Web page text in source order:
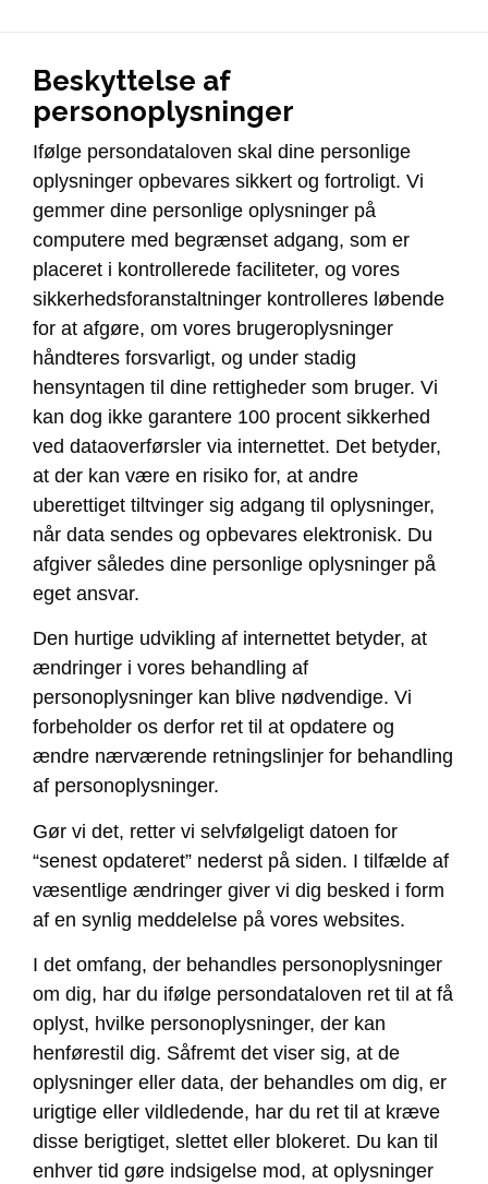
Beskyttelse af
personoplysninger
Ifølge persondataloven skal dine personlige
oplysninger opbevares sikkert og fortroligt. Vi
gemmer dine personlige oplysninger på
computere med begrænset adgang, som er
placeret i kontrollerede faciliteter, og vores
sikkerhedsforanstaltninger kontrolleres løbende
for at afgøre, om vores brugeroplysninger
håndteres forsvarligt, og under stadig
hensyntagen til dine rettigheder som bruger. Vi
kan dog ikke garantere 100 procent sikkerhed
ved dataoverførsler via internettet. Det betyder,
at der kan være en risiko for, at andre
uberettiget tiltvinger sig adgang til oplysninger,
når data sendes og opbevares elektronisk. Du
afgiver således dine personlige oplysninger på
eget ansvar.
Den hurtige udvikling af internettet betyder, at
ændringer i vores behandling af
personoplysninger kan blive nødvendige. Vi
forbeholder os derfor ret til at opdatere og
ændre nærværende retningslinjer for behandling
af personoplysninger.
Gør vi det, retter vi selvfølgeligt datoen for
“senest opdateret” nederst på siden. I tilfælde af
væsentlige ændringer giver vi dig besked i form
af en synlig meddelelse på vores websites.
I det omfang, der behandles personoplysninger
om dig, har du ifølge persondataloven ret til at få
oplyst, hvilke personoplysninger, der kan
henførestil dig. Såfremt det viser sig, at de
oplysninger eller data, der behandles om dig, er
urigtige eller vildledende, har du ret til at kræve
disse berigtiget, slettet eller blokeret. Du kan til
enhver tid gøre indsigelse mod, at oplysninger